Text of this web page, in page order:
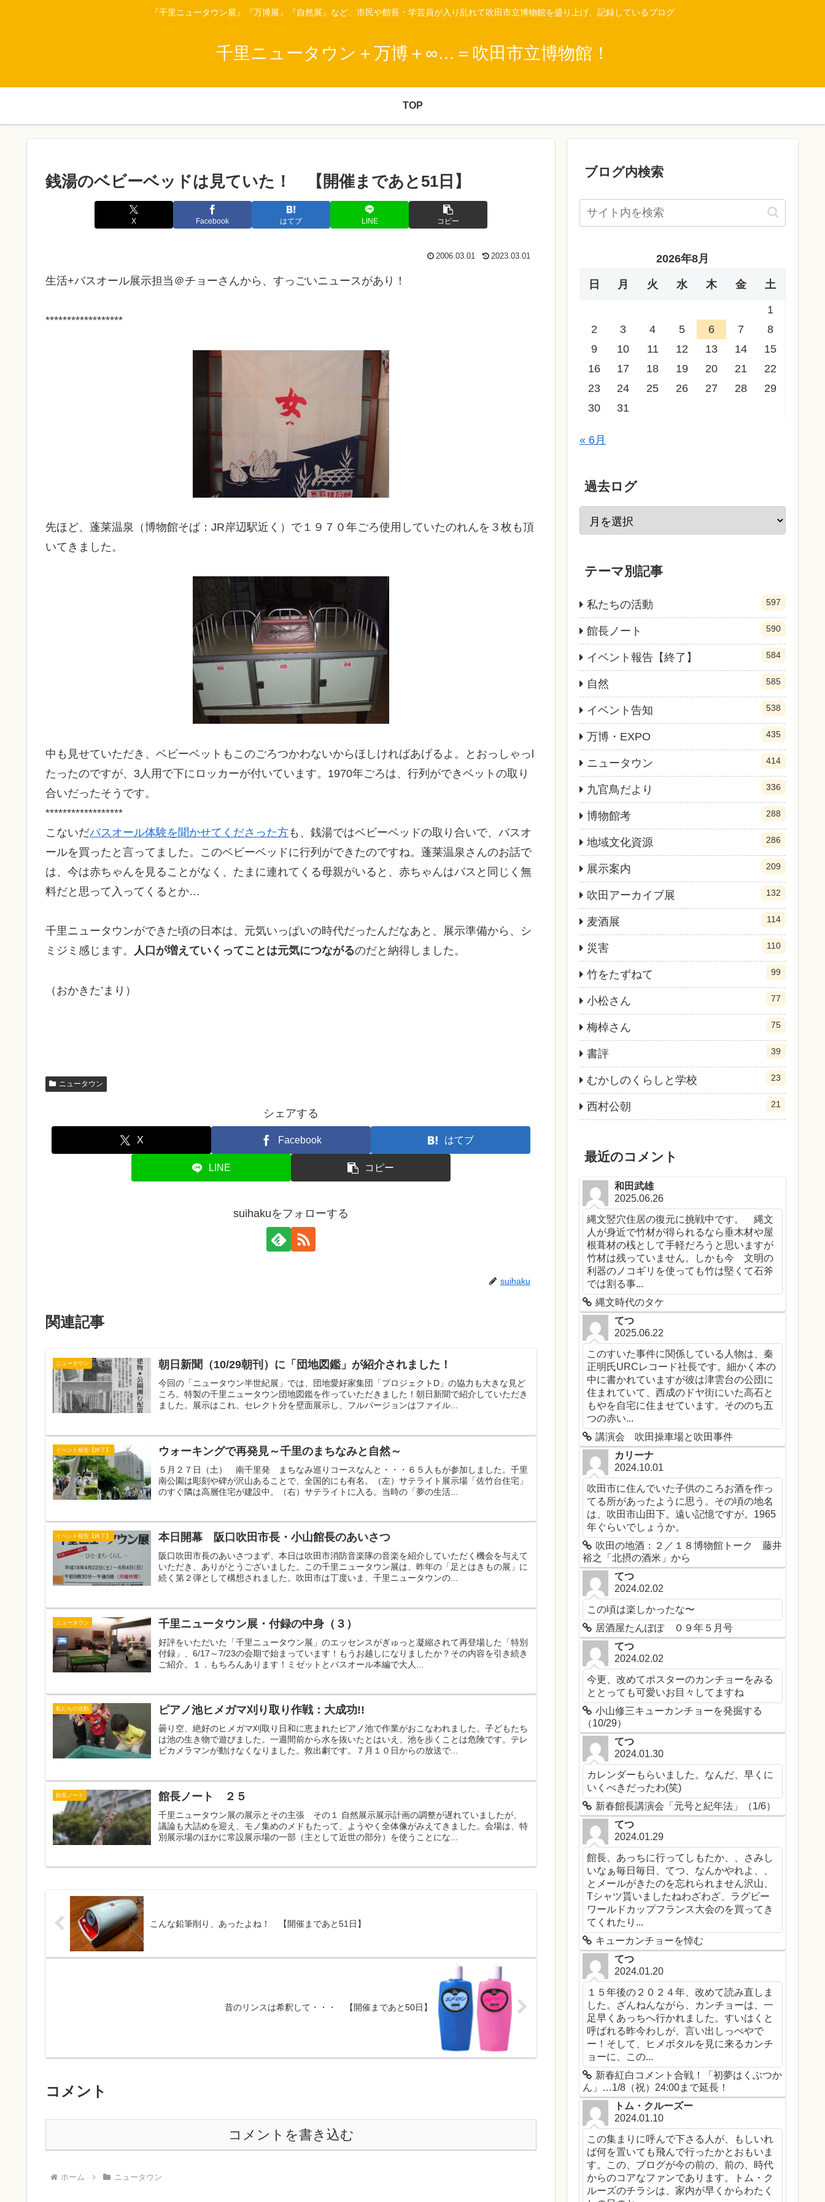
『千里ニュータウン展』『万博展』『自然展』など、市民や館長・学芸員が入り乱れて吹田市立博物館を盛り上げ、記録しているブログ
千里ニュータウン＋万博＋∞…＝吹田市立博物館！
TOP
銭湯のベビーベッドは見ていた！ 【開催まであと51日】
X Facebook はてブ LINE コピー
2006.03.01 2023.03.01
生活+バスオール展示担当＠チョーさんから、すっごいニュースがあり！
******************
先ほど、蓬莱温泉（博物館そば：JR岸辺駅近く）で１９７０年ごろ使用していたのれんを３枚も頂
いてきました。
中も見せていただき、ベビーベットもこのごろつかわないからほしければあげるよ。とおっしゃっl
たったのですが、3人用で下にロッカーが付いています。1970年ごろは、行列ができベットの取り
合いだったそうです。
******************
こないだバスオール体験を聞かせてくださった方も、銭湯ではベビーベッドの取り合いで、バスオ
ールを買ったと言ってました。このベビーベッドに行列ができたのですね。蓬莱温泉さんのお話で
は、今は赤ちゃんを見ることがなく、たまに連れてくる母親がいると、赤ちゃんはバスと同じく無
料だと思って入ってくるとか…
千里ニュータウンができた頃の日本は、元気いっぱいの時代だったんだなあと、展示準備から、シ
ミジミ感じます。 人口が増えていくってことは元気につながるのだと納得しました。
（おかきた’まり）
ニュータウン
シェアする
X Facebook はてブ
LINE コピー
suihakuをフォローする
suihaku
関連記事
ニュータウン 朝日新聞（10/29朝刊）に「団地図鑑」が紹介されました！
今回の「ニュータウン半世紀展」では、団地愛好家集団「プロジェクトD」の協力も大きな見ど
ころ。特製の千里ニュータウン団地図鑑を作っていただきました！朝日新聞で紹介していただき
ました。展示はこれ。セレクト分を壁面展示し、フルバージョンはファイル...
イベント報告【終了】 ウォーキングで再発見～千里のまちなみと自然～
５月２７日（土） 南千里発 まちなみ巡りコースなんと・・・６５人もが参加しました。千里
南公園は彫刻や碑が沢山あることで、全国的にも有名。（左）サテライト展示場「佐竹台住宅」
のすぐ隣は高層住宅が建設中。（右）サテライトに入る。当時の「夢の生活...
イベント報告【終了】 本日開幕 阪口吹田市長・小山館長のあいさつ
阪口吹田市長のあいさつまず、本日は吹田市消防音楽隊の音楽を紹介していただく機会を与えて
いただき、ありがとうございました。この千里ニュータウン展は、昨年の「足とはきもの展」に
続く第２弾として構想されました。吹田市は丁度いま、千里ニュータウンの...
ニュータウン 千里ニュータウン展・付録の中身（３）
好評をいただいた「千里ニュータウン展」のエッセンスがぎゅっと凝縮されて再登場した「特別
付録」、6/17～7/23の会期で始まっています！もうお越しになりましたか？その内容を引き続き
ご紹介。１．もちろんあります！ミゼットとバスオール本編で大人...
私たちの活動 ピアノ池ヒメガマ刈り取り作戦：大成功!!
曇り空、絶好のヒメガマ刈取り日和に恵まれたピアノ池で作業がおこなわれました。子どもたち
は池の生き物で遊びました。一週間前から水を抜いたとはいえ、池を歩くことは危険です。テレ
ビカメラマンが動けなくなりました。救出劇です。７月１０日からの放送で...
館長ノート 館長ノート ２５
千里ニュータウン展の展示とその主張 その１ 自然展示展示計画の調整が遅れていましたが、
議論も大詰めを迎え、モノ集めのメドもたって、ようやく全体像がみえてきました。会場は、特
別展示場のほかに常設展示場の一部（主として近世の部分）を使うことにな...
こんな鉛筆削り、あったよね！ 【開催まであと51日】
昔のリンスは希釈して・・・ 【開催まであと50日】
コメント
コメントを書き込む
ホーム ニュータウン
ブログ内検索
2026年8月
日 月 火 水 木 金 土
1
2
3 4 5 6 7
8
9
10 11 12 13 14
15
16
17 18 19 20 21
22
23
24 25 26 27 28
29
30
31
« 6月
過去ログ
テーマ別記事
私たちの活動 597
館長ノート 590
イベント報告【終了】 584
自然 585
イベント告知 538
万博・EXPO 435
ニュータウン 414
九官鳥だより 336
博物館考 288
地域文化資源 286
展示案内 209
吹田アーカイブ展 132
麦酒展 114
災害 110
竹をたずねて 99
小松さん 77
梅棹さん 75
書評 39
むかしのくらしと学校 23
西村公朝 21
最近のコメント
和田武雄
2025.06.26
縄文竪穴住居の復元に挑戦中です。 縄文
人が身近で竹材が得られるなら垂木材や屋
根葺材の桟として手軽だろうと思いますが
竹材は残っていません。しかも今 文明の
利器のノコギリを使っても竹は堅くて石斧
では割る事...
縄文時代のタケ
てつ
2025.06.22
このすいた事件に関係している人物は、秦
正明氏URCレコード社長です。細かく本の
中に書かれていますが彼は津雲台の公団に
住まれていて、西成のドヤ街にいた高石と
もやを自宅に住ませています。そののち五
つの赤い...
講演会 吹田操車場と吹田事件
カリーナ
2024.10.01
吹田市に住んでいた子供のころお酒を作っ
てる所があったように思う。その頃の地名
は、吹田市山田下。遠い記憶ですが。1965
年ぐらいでしょうか。
吹田の地酒：２／１８博物館トーク 藤井
裕之「北摂の酒米」から
てつ
2024.02.02
この頃は楽しかったな〜
居酒屋たんぽぽ ０９年５月号
てつ
2024.02.02
今更、改めてポスターのカンチョーをみる
ととっても可愛いお目々してますね
小山修三キューカンチョーを発掘する
（10/29）
てつ
2024.01.30
カレンダーもらいました。なんだ、早くに
いくべきだったわ(笑)
新春館長講演会「元号と紀年法」（1/6）
てつ
2024.01.29
館長、あっちに行ってしもたか、、さみし
いなぁ毎日毎日、てつ、なんかやれよ、、
とメールがきたのを忘れられません沢山、
Tシャツ貰いましたねわざわざ、ラグビー
ワールドカップフランス大会のを買ってき
てくれたり...
キューカンチョーを悼む
てつ
2024.01.20
１５年後の２０２４年、改めて読み直しま
した。ざんねんながら、カンチョーは、一
足早くあっちへ行かれました。すいはくと
呼ばれる昨今わしが、言い出しっぺやで
ー！そして、ヒメボタルを見に来るカンチ
ョーに、この...
新春紅白コメント合戦！「初夢はくぶつか
ん」…1/8（祝）24:00まで延長！
トム・クルーズー
2024.01.10
この集まりに呼んで下さる人が、もしいれ
ば何を置いても飛んで行ったかとおもいま
す。この、ブログが今の前の、前の、時代
からのコアなファンであります。トム・ク
ルーズのチラシは、家内が早くからわたく